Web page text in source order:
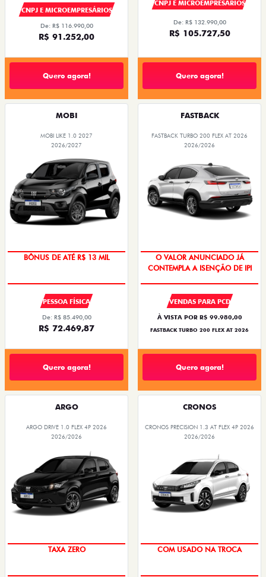
CNPJ E MICROEMPRESÁRIOS
De: R$ 116.990,00
R$ 91.252,00
Quero agora!
CNPJ E MICROEMPRESÁRIOS
De: R$ 132.990,00
R$ 105.727,50
Quero agora!
MOBI
MOBI LIKE 1.0 2027
2026/2027
BÔNUS DE ATÉ R$ 13 MIL
PESSOA FÍSICA
De: R$ 85.490,00
R$ 72.469,87
Quero agora!
FASTBACK
FASTBACK TURBO 200 FLEX AT 2026
2026/2026
O VALOR ANUNCIADO JÁ
CONTEMPLA A ISENÇÃO DE IPI
VENDAS PARA PCD
À VISTA POR R$ 99.980,00
FASTBACK TURBO 200 FLEX AT 2026
Quero agora!
ARGO
ARGO DRIVE 1.0 FLEX 4P 2026
2026/2026
TAXA ZERO
CRONOS
CRONOS PRECISION 1.3 AT FLEX 4P 2026
2026/2026
COM USADO NA TROCA